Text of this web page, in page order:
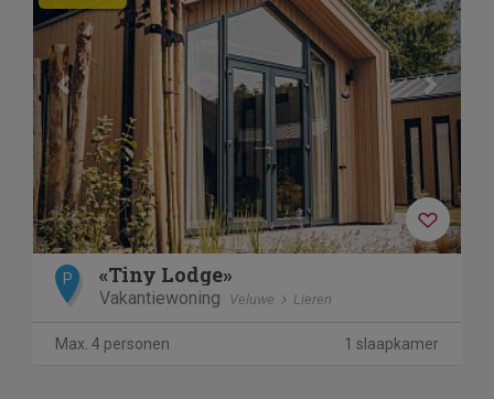
P «Tiny Lodge»
Vakantiewoning Veluwe Lieren
Max. 4 personen 1 slaapkamer